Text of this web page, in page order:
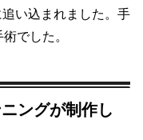
い込まれました。手
でした。
ングが制作し